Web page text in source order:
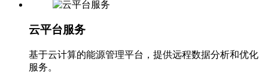
云平台服务
基于云计算的能源管理平台，提供远程数据分析和优化
服务。